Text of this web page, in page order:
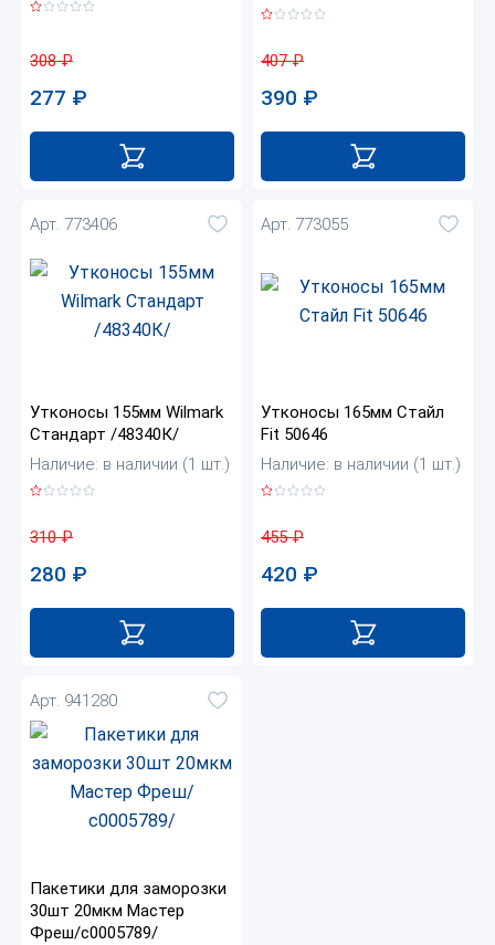
308₽
277 ₽
407₽
390 ₽
Арт. 773406
Утконосы 155мм Wilmark
Стандарт /48340К/
Наличие: в наличии (1 шт.)
310₽
280 ₽
Арт. 773055
Утконосы 165мм Стайл
Fit 50646
Наличие: в наличии (1 шт.)
455₽
420 ₽
Арт. 941280
Пакетики для заморозки
30шт 20мкм Мастер
Фреш/с0005789/